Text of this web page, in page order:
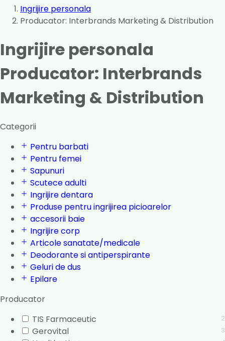
Ingrijire personala
Producator: Interbrands Marketing & Distribution
Ingrijire personala
Producator: Interbrands
Marketing & Distribution
Categorii
Pentru barbati
Pentru femei
Sapunuri
Scutece adulti
Ingrijire dentara
Produse pentru ingrijirea picioarelor
accesorii baie
Ingrijire corp
Articole sanatate/medicale
Deodorante si antiperspirante
Geluri de dus
Epilare
Producator
TIS Farmaceutic
2
Gerovital 3